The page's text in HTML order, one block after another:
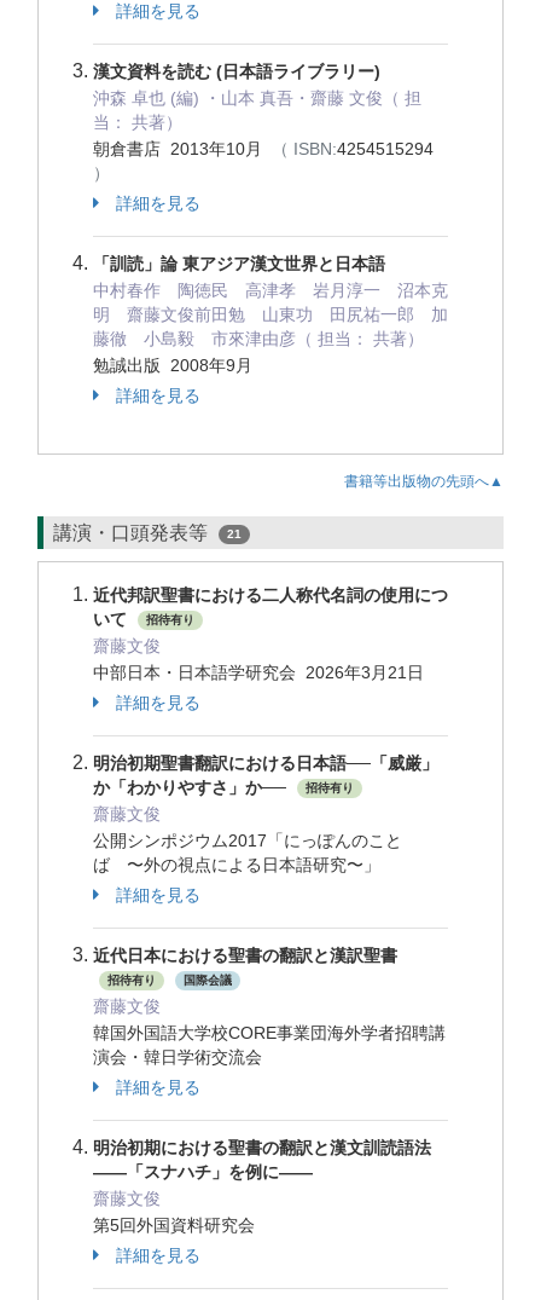
詳細を見る
漢文資料を読む (日本語ライブラリー)
沖森 卓也 (編) ・山本 真吾・齋藤 文俊（ 担
当： 共著）
朝倉書店 2013年10月
（ ISBN:4254515294
）
詳細を見る
「訓読」論 東アジア漢文世界と日本語
中村春作 陶徳民 高津孝 岩月淳一 沼本克
明 齋藤文俊前田勉 山東功 田尻祐一郎 加
藤徹 小島毅 市來津由彦（ 担当： 共著）
勉誠出版 2008年9月
詳細を見る
書籍等出版物の先頭へ▲
講演・口頭発表等 21
近代邦訳聖書における二人称代名詞の使用につ
いて
招待有り
齋藤文俊
中部日本・日本語学研究会 2026年3月21日
詳細を見る
明治初期聖書翻訳における日本語──「威厳」
か「わかりやすさ」か──
招待有り
齋藤文俊
公開シンポジウム2017「にっぽんのこと
ば 〜外の視点による日本語研究〜」
詳細を見る
近代日本における聖書の翻訳と漢訳聖書
招待有り 国際会議
齋藤文俊
韓国外国語大学校CORE事業団海外学者招聘講
演会・韓日学術交流会
詳細を見る
明治初期における聖書の翻訳と漢文訓読語法
――「スナハチ」を例に――
齋藤文俊
第5回外国資料研究会
詳細を見る